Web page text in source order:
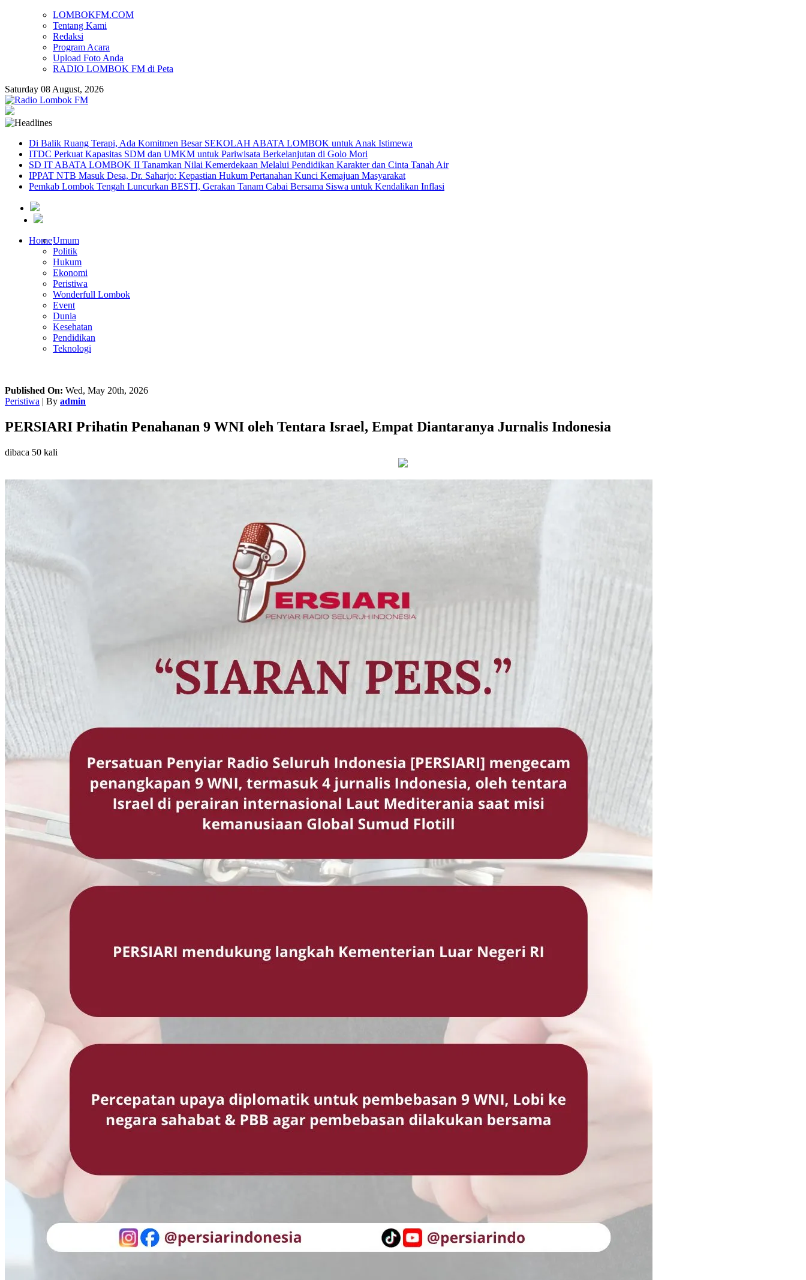
LOMBOKFM.COM
Tentang Kami
Redaksi
Program Acara
Upload Foto Anda
RADIO LOMBOK FM di Peta
Saturday 08 August, 2026
Di Balik Ruang Terapi, Ada Komitmen Besar SEKOLAH ABATA LOMBOK untuk Anak Istimewa
ITDC Perkuat Kapasitas SDM dan UMKM untuk Pariwisata Berkelanjutan di Golo Mori
SD IT ABATA LOMBOK II Tanamkan Nilai Kemerdekaan Melalui Pendidikan Karakter dan Cinta Tanah Air
IPPAT NTB Masuk Desa, Dr. Saharjo: Kepastian Hukum Pertanahan Kunci Kemajuan Masyarakat
Pemkab Lombok Tengah Luncurkan BESTI, Gerakan Tanam Cabai Bersama Siswa untuk Kendalikan Inflasi
HomeUmum
Politik
Hukum
Ekonomi
Peristiwa
Wonderfull Lombok
Event
Dunia
Kesehatan
Pendidikan
Teknologi
Published On: Wed, May 20th, 2026
Peristiwa | By admin
PERSIARI Prihatin Penahanan 9 WNI oleh Tentara Israel, Empat Diantaranya Jurnalis Indonesia
dibaca 50 kali